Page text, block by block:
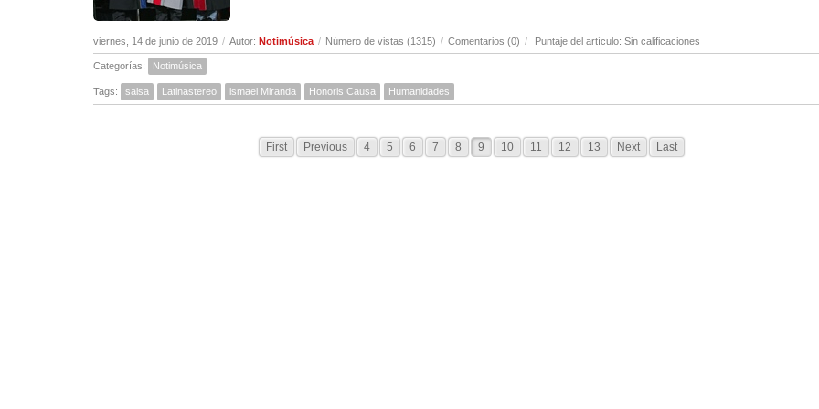
viernes, 14 de junio de 2019 / Autor: Notimúsica / Número de vistas (1315) / Comentarios (0) / Puntaje del artículo: Sin calificaciones
Categorías: Notimúsica
Tags: salsa Latinastereo ismael Miranda Honoris Causa Humanidades
First Previous 4 5 6 7 8 9 10 11 12 13 Next Last